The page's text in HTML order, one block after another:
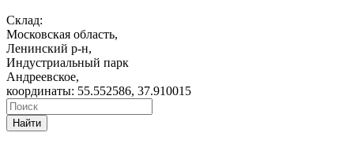
Склад:
Московская область,
Ленинский р-н,
Индустриальный парк
Андреевское,
координаты: 55.552586, 37.910015
Найти